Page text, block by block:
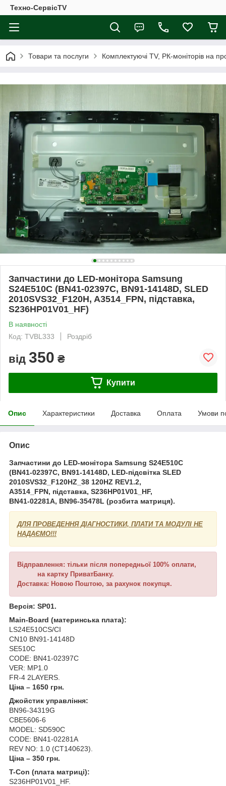
Техно-СервісTV
Товари та послуги Комплектуючі ТV, РК-моніторів на
Запчастини до LED-монітора Samsung
S24E510C (BN41-02397C, BN91-14148D, SLED
2010SVS32_F120H, A3514_FPN, підставка,
S236HP01V01_HF)
В наявності
Код: TVBL333
Роздріб
від 350 ₴
Купити
Опис Характеристики Доставка Оплата Умови
Опис
Запчастини до LED-монітора Samsung S24E510C
(BN41-02397C, BN91-14148D, LED-підсвітка SLED
2010SVS32_F120HZ_38 120HZ REV1.2,
A3514_FPN, підставка, S236HP01V01_HF,
BN41-02281A, BN96-35478L (розбита матриця).
ДЛЯ ПРОВЕДЕННЯ ДІАГНОСТИКИ, ПЛАТИ ТА МОДУЛІ НЕ
НАДАЄМО!!!
Відправлення: тільки після попередньої 100% оплати,
на картку ПриватБанку.
Доставка: Новою Поштою, за рахунок покупця.
Версія: SP01.
Main-Board (материнська плата):
LS24E510CS/CI
CN10 BN91-14148D
SE510C
CODE: BN41-02397C
VER: MP1.0
FR-4 2LAYERS.
Ціна – 1650 грн.
Джойстик управління:
BN96-34319G
CBE5606-6
MODEL: SD590C
CODE: BN41-02281A
REV NO: 1.0 (CT140623).
Ціна – 350 грн.
T-Con (плата матриці):
S236HP01V01_HF.